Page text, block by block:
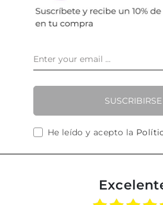
SUSCRIBIRSE
He leído y acepto la